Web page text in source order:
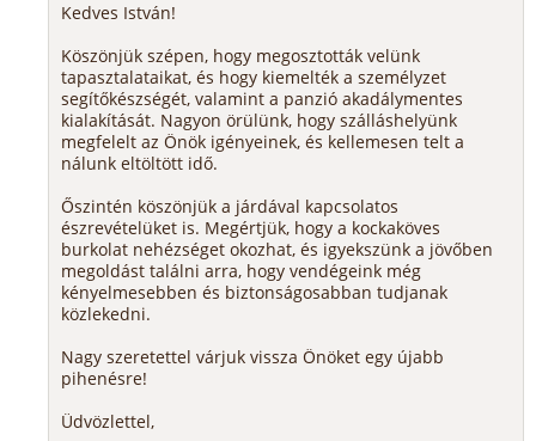
Kedves István!
Köszönjük szépen, hogy megosztották velünk
tapasztalataikat, és hogy kiemelték a személyzet
segítőkészségét, valamint a panzió akadálymentes
kialakítását. Nagyon örülünk, hogy szálláshelyünk
megfelelt az Önök igényeinek, és kellemesen telt a
nálunk eltöltött idő.
Őszintén köszönjük a járdával kapcsolatos
észrevételüket is. Megértjük, hogy a kockaköves
burkolat nehézséget okozhat, és igyekszünk a jövőben
megoldást találni arra, hogy vendégeink még
kényelmesebben és biztonságosabban tudjanak
közlekedni.
Nagy szeretettel várjuk vissza Önöket egy újabb
pihenésre!
Üdvözlettel,